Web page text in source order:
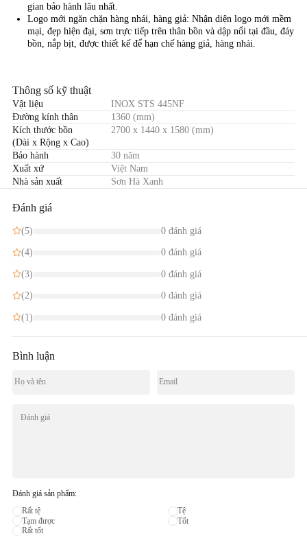
gian bảo hành lâu nhất.
Logo mới ngăn chặn hàng nhái, hàng giả: Nhận diện logo mới mềm
mại, đẹp hiện đại, sơn trực tiếp trên thân bồn và dập nổi tại đầu, đáy
bồn, nắp bịt, được thiết kế để hạn chế hàng giả, hàng nhái.
Thông số kỹ thuật
Vật liệu
INOX STS 445NF
Đường kính thân
1360 (mm)
Kích thước bồn
(Dài x Rộng x Cao)
2700 x 1440 x 1580 (mm)
Bảo hành
30 năm
Xuất xứ
Việt Nam
Nhà sản xuất
Sơn Hà Xanh
Đánh giá
(5) 0 đánh giá
(4) 0 đánh giá
(3) 0 đánh giá
(2) 0 đánh giá
(1) 0 đánh giá
Bình luận
Đánh giá sản phẩm:
Rất tệ
Tệ
Tạm được
Tốt
Rất tốt